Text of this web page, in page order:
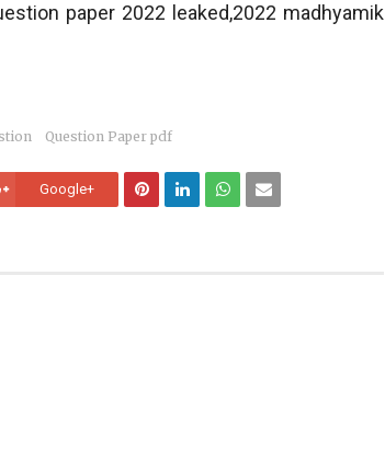
paper 2022 leaked,2022 madhyamik
Question Paper pdf
Google+